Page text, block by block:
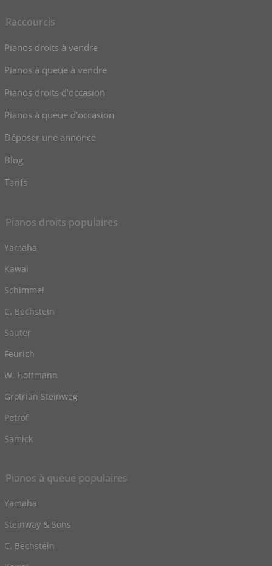
Raccourcis
Pianos droits à vendre
Pianos à queue à vendre
Pianos droits d’occasion
Pianos à queue d’occasion
Déposer une annonce
Blog
Tarifs
Pianos droits populaires
Yamaha
Kawai
Schimmel
C. Bechstein
Sauter
Feurich
W. Hoffmann
Grotrian Steinweg
Petrof
Samick
Pianos à queue populaires
Yamaha
Steinway & Sons
C. Bechstein